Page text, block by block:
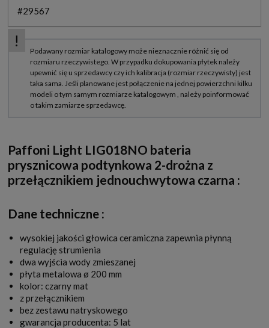
#29567
Paffoni Light LIG018NO bateria
prysznicowa podtynkowa 2-drożna z
przełącznikiem jednouchwytowa czarna :
Dane techniczne :
wysokiej jakości głowica ceramiczna zapewnia płynną
regulację strumienia
dwa wyjścia wody zmieszanej
płyta metalowa ø 200 mm
kolor: czarny mat
z przełącznikiem
bez zestawu natryskowego
gwarancja producenta: 5 lat